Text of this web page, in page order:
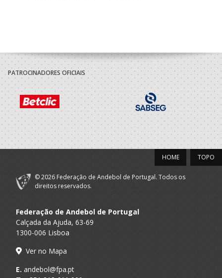
PATROCINADORES OFICIAIS
TOPO
HOME
© 2026 Federação de Andebol de Portugal. Todos os
direitos reservados.
Federação de Andebol de Portugal
Calçada da Ajuda, 63-69
1300-006 Lisboa
Ver no Mapa
E. andebol@fpa.pt